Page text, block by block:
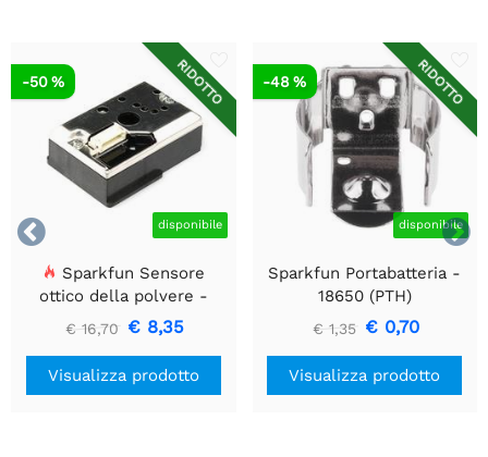


RIDOTTO
disponibile
-50 %
Sparkfun Sensore
ottico della polvere -
GP2Y1010AU0F
€ 16,70 € 8,35
Visualizza prodotto
RIDOTTO
disponibile
-48 %
Sparkfun Portabatteria -
18650 (PTH)
€ 1,35 € 0,70
Visualizza prodotto